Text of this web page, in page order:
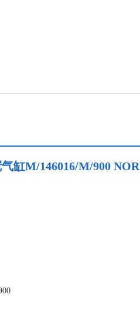
缸M/146016/M/900